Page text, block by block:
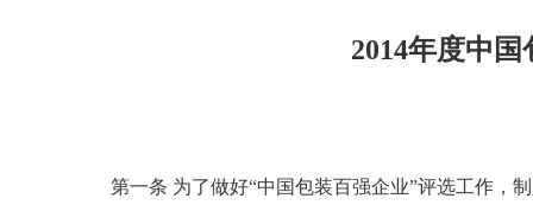
2014年度中
第一条 为了做好“中国包装百强企业”评选工作，